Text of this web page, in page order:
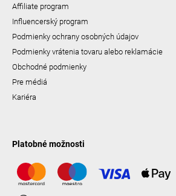
Affiliate program
Influencerský program
Podmienky ochrany osobných údajov
Podmienky vrátenia tovaru alebo reklamácie
Obchodné podmienky
Pre médiá
Kariéra
Platobné možnosti